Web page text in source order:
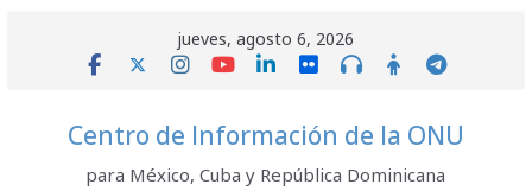
jueves, agosto 6, 2026
Centro de Información de la ONU
para México, Cuba y República Dominicana